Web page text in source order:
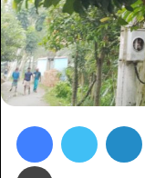
Facebook
Twitter
প্রিন্ট